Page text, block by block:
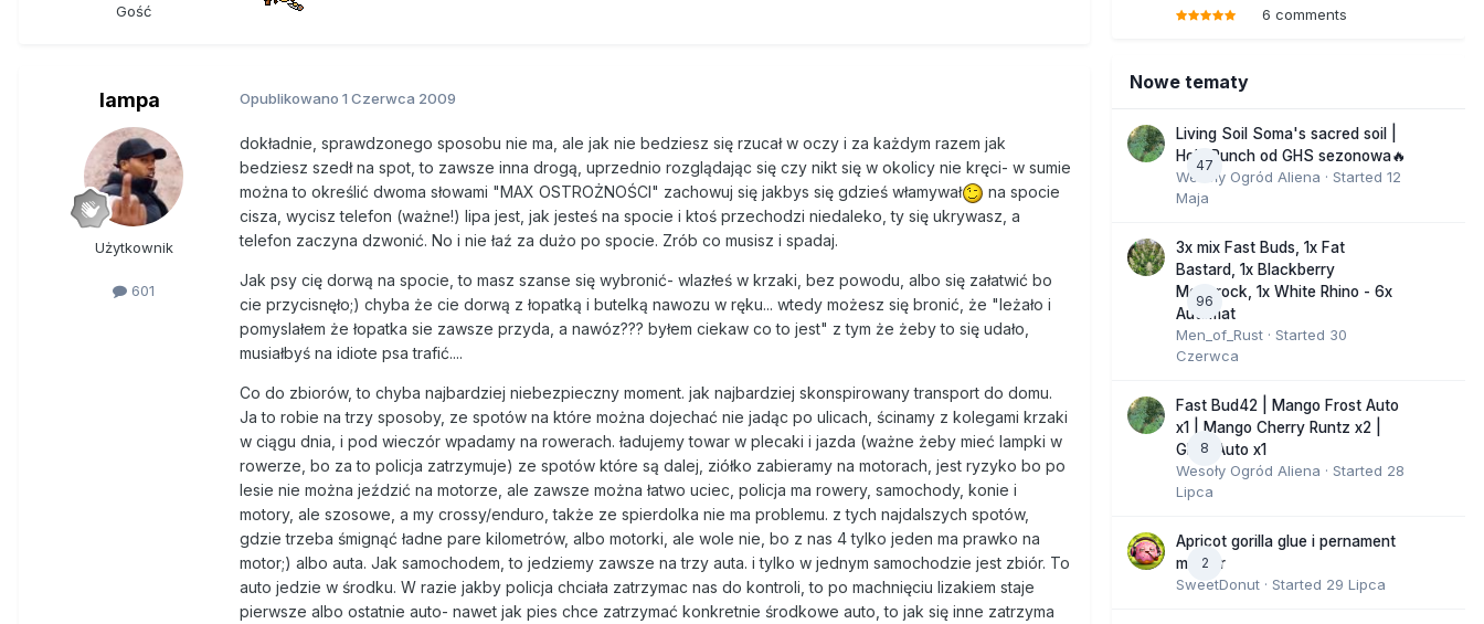
Gość
lampa
Użytkownik
601
Opublikowano 1 Czerwca 2009
dokładnie, sprawdzonego sposobu nie ma, ale jak nie bedziesz się rzucał w oczy i za każdym razem jak
bedziesz szedł na spot, to zawsze inna drogą, uprzednio rozglądając się czy nikt się w okolicy nie kręci- w sumie
można to określić dwoma słowami "MAX OSTROŻNOŚCI" zachowuj się jakbys się gdzieś włamywał
na spocie
cisza, wycisz telefon (ważne!) lipa jest, jak jesteś na spocie i ktoś przechodzi niedaleko, ty się ukrywasz, a
telefon zaczyna dzwonić. No i nie łaź za dużo po spocie. Zrób co musisz i spadaj.
Jak psy cię dorwą na spocie, to masz szanse się wybronić- wlazłeś w krzaki, bez powodu, albo się załatwić bo
cie przycisnęło;) chyba że cie dorwą z łopatką i butelką nawozu w ręku... wtedy możesz się bronić, że "leżało i
pomyslałem że łopatka sie zawsze przyda, a nawóz??? byłem ciekaw co to jest" z tym że żeby to się udało,
musiałbyś na idiote psa trafić....
Co do zbiorów, to chyba najbardziej niebezpieczny moment. jak najbardziej skonspirowany transport do domu.
Ja to robie na trzy sposoby, ze spotów na które można dojechać nie jadąc po ulicach, ścinamy z kolegami krzaki
w ciągu dnia, i pod wieczór wpadamy na rowerach. ładujemy towar w plecaki i jazda (ważne żeby mieć lampki w
rowerze, bo za to policja zatrzymuje) ze spotów które są dalej, ziółko zabieramy na motorach, jest ryzyko bo po
lesie nie można jeździć na motorze, ale zawsze można łatwo uciec, policja ma rowery, samochody, konie i
motory, ale szosowe, a my crossy/enduro, także ze spierdolka nie ma problemu. z tych najdalszych spotów,
gdzie trzeba śmignąć ładne pare kilometrów, albo motorki, ale wole nie, bo z nas 4 tylko jeden ma prawko na
motor;) albo auta. Jak samochodem, to jedziemy zawsze na trzy auta. i tylko w jednym samochodzie jest zbiór. To
auto jedzie w środku. W razie jakby policja chciała zatrzymac nas do kontroli, to po machnięciu lizakiem staje
pierwsze albo ostatnie auto- nawet jak pies chce zatrzymać konkretnie środkowe auto, to jak się inne zatrzyma
6 comments
Nowe tematy
47
Living Soil Soma's sacred soil |
Holy Punch od GHS sezonowa🔥
Wesoły Ogród Aliena · Started 12
Maja
96
3x mix Fast Buds, 1x Fat
Bastard, 1x Blackberry
Moonrock, 1x White Rhino - 6x
Automat
Men_of_Rust · Started 30
Czerwca
8
Fast Bud42 | Mango Frost Auto
x1 | Mango Cherry Runtz x2 |
GMO Auto x1
Wesoły Ogród Aliena · Started 28
Lipca
2
Apricot gorilla glue i pernament
marker
SweetDonut · Started 29 Lipca